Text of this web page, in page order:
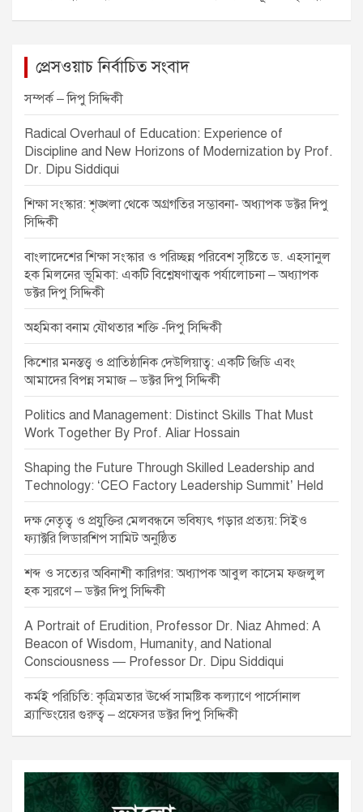
er
প্রেসওয়াচ নির্বাচিত সংবাদ
সম্পর্ক – দিপু সিদ্দিকী
Radical Overhaul of Education: Experience of
Discipline and New Horizons of Modernization by Prof.
Dr. Dipu Siddiqui
শিক্ষা সংস্কার: শৃঙ্খলা থেকে অগ্রগতির সম্ভাবনা- অধ্যাপক ডক্টর দিপু
সিদ্দিকী
বাংলাদেশের শিক্ষা সংস্কার ও পরিচ্ছন্ন পরিবেশ সৃষ্টিতে ড. এহসানুল
হক মিলনের ভূমিকা: একটি বিশ্লেষণাত্মক পর্যালোচনা – অধ্যাপক
ডক্টর দিপু সিদ্দিকী
অহমিকা বনাম যৌথতার শক্তি -দিপু সিদ্দিকী
কিশোর মনস্তত্ত্ব ও প্রাতিষ্ঠানিক দেউলিয়াত্ব: একটি জিডি এবং
আমাদের বিপন্ন সমাজ – ডক্টর দিপু সিদ্দিকী
Politics and Management: Distinct Skills That Must
Work Together By Prof. Aliar Hossain
Shaping the Future Through Skilled Leadership and
Technology: ‘CEO Factory Leadership Summit’ Held
দক্ষ নেতৃত্ব ও প্রযুক্তির মেলবন্ধনে ভবিষ্যৎ গড়ার প্রত্যয়: সিইও
ফ্যাক্টরি লিডারশিপ সামিট অনুষ্ঠিত
শব্দ ও সত্যের অবিনাশী কারিগর: অধ্যাপক আবুল কাসেম ফজলুল
হক স্মরণে – ডক্টর দিপু সিদ্দিকী
A Portrait of Erudition, Professor Dr. Niaz Ahmed: A
Beacon of Wisdom, Humanity, and National
Consciousness — Professor Dr. Dipu Siddiqui
কর্মই পরিচিতি: কৃত্রিমতার ঊর্ধ্বে সামষ্টিক কল্যাণে পার্সোনাল
ব্র্যান্ডিংয়ের গুরুত্ব – প্রফেসর ডক্টর দিপু সিদ্দিকী